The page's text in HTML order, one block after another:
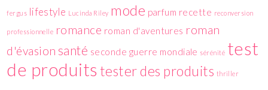
fergus lifestyle Lucinda Riley mode parfum recette reconversion
professionnelle romance roman d'aventures roman
d'évasion santé seconde guerre mondiale sérénité test
de produits tester des produits thriller